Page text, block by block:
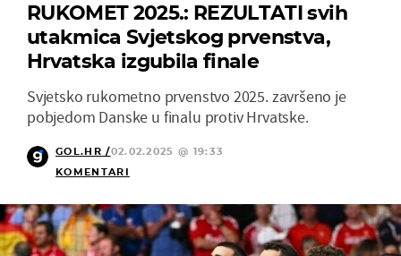
RUKOMET 2025.: REZULTATI svih
utakmica Svjetskog prvenstva,
Hrvatska izgubila finale
Svjetsko rukometno prvenstvo 2025. završeno je
pobjedom Danske u finalu protiv Hrvatske.
GOL.HR /02.02.2025 @ 19:33
KOMENTARI